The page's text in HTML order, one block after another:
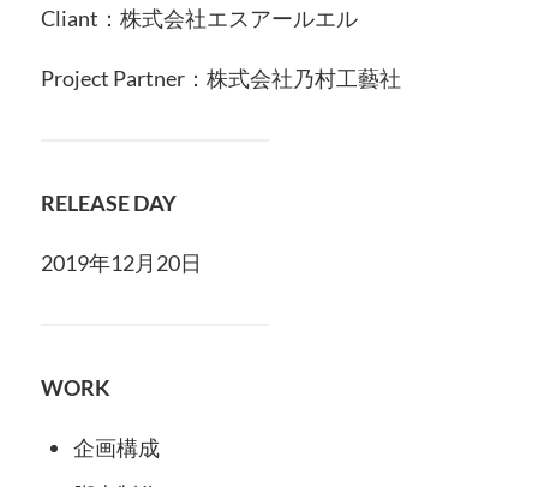
Cliant：株式会社エスアールエル
Project Partner：株式会社乃村工藝社
RELEASE DAY
2019年12月20日
WORK
企画構成